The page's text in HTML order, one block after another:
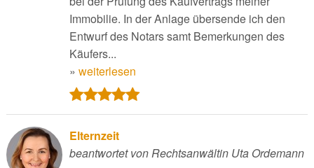
Immobilie. In der Anlage übersende ich den
Entwurf des Notars samt Bemerkungen des
Käufers...
» weiterlesen
Elternzeit
beantwortet von Rechtsanwältin Uta Ordemann